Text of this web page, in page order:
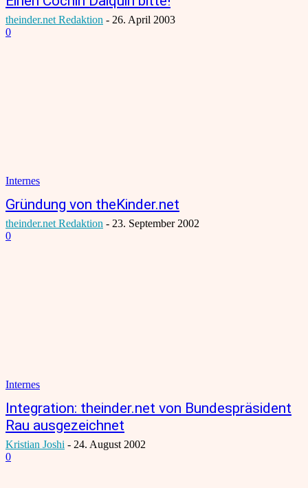
theinder.net Redaktion - 26. April 2003
0
Internes
Gründung von theKinder.net
theinder.net Redaktion - 23. September 2002
0
Internes
Integration: theinder.net von Bundespräsident
Rau ausgezeichnet
Kristian Joshi - 24. August 2002
0